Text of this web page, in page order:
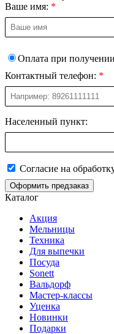
Ваше имя:
Оплата при получении
Контактный телефон:
Населенный пункт:
Согласие на
Оформить предзаказ
Каталог
Акция
Мельницы
Техника
Для выпечки
Посуда
Sonett
Вальдорф
Мастер-классы
Уценка
Новинки
Подарки